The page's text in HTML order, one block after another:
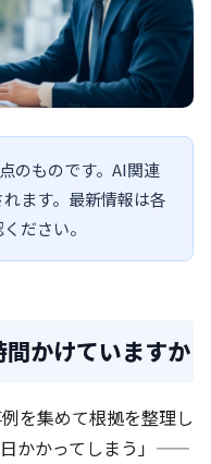
のものです。AI関連
ます。最新情報は各
ださい。
かけていますか
を集めて根拠を整理し
日かかってしまう」——